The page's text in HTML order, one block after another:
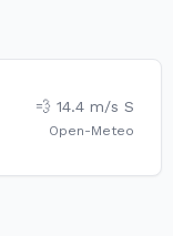
💨 14.4 m/s S
Open-Meteo